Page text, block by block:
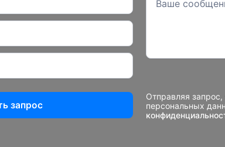
запрос
Отправляя
персональных